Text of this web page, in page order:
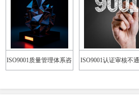
ISO9001质量管理体系咨 ISO9001认证审核不